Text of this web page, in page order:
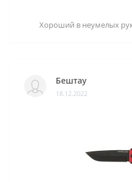
Хороший в неумелых
Бештау
18.12.2022